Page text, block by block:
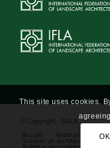
© Copyright - BALA
Accueil
Notre profession
Trouver un architecte-
This site uses cookies.
OK